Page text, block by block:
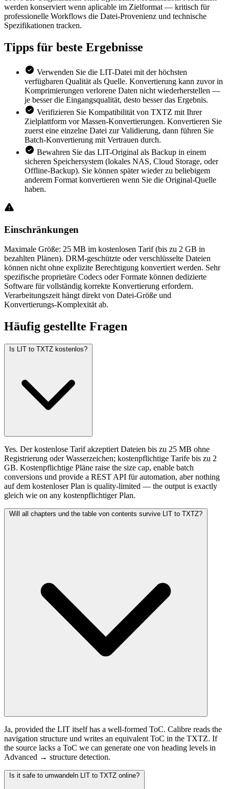
werden konserviert wenn aplicable im Zielformat — kritisch für
professionelle Workflows die Datei-Provenienz und technische
Spezifikationen tracken.
Tipps für beste Ergebnisse
Verwenden Sie die LIT-Datei mit der höchsten
verfügbaren Qualität als Quelle. Konvertierung kann zuvor in
Komprimierungen verlorene Daten nicht wiederherstellen —
je besser die Eingangsqualität, desto besser das Ergebnis.
Verifizieren Sie Kompatibilität von TXTZ mit Ihrer
Zielplattform vor Massen-Konvertierungen. Konvertieren Sie
zuerst eine einzelne Datei zur Validierung, dann führen Sie
Batch-Konvertierung mit Vertrauen durch.
Bewahren Sie das LIT-Original als Backup in einem
sicheren Speichersystem (lokales NAS, Cloud Storage, oder
Offline-Backup). Sie können später wieder zu beliebigem
anderem Format konvertieren wenn Sie die Original-Quelle
haben.
Einschränkungen
Maximale Größe: 25 MB im kostenlosen Tarif (bis zu 2 GB in
bezahlten Plänen). DRM-geschützte oder verschlüsselte Dateien
können nicht ohne explizite Berechtigung konvertiert werden. Sehr
spezifische proprietäre Codecs oder Formate können dedizierte
Software für vollständig korrekte Konvertierung erfordern.
Verarbeitungszeit hängt direkt von Datei-Größe und
Konvertierungs-Komplexität ab.
Häufig gestellte Fragen
Is LIT to TXTZ kostenlos?
Yes. Der kostenlose Tarif akzeptiert Dateien bis zu 25 MB ohne
Registrierung oder Wasserzeichen; kostenpflichtige Tarife bis zu 2
GB. Kostenpflichtige Pläne raise the size cap, enable batch
conversions und provide a REST API für automation, aber nothing
auf dem kostenloser Plan is quality-limited — the output is exactly
gleich wie on any kostenpflichtiger Plan.
Will all chapters und the table von contents survive LIT to TXTZ?
Ja, provided the LIT itself has a well-formed ToC. Calibre reads the
navigation structure und writes an equivalent ToC in the TXTZ. If
the source lacks a ToC we can generate one von heading levels in
Advanced → structure detection.
Is it safe to umwandeln LIT to TXTZ online?